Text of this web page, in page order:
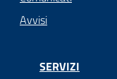
Avvisi
SERVIZI